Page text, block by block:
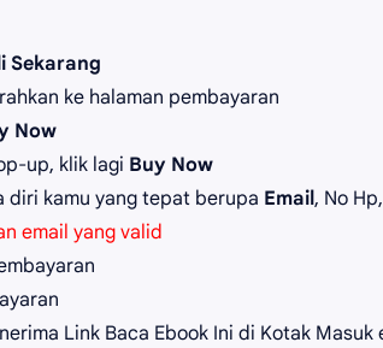
Sekarang
ke halaman pembayaran
Now
up, klik lagi Buy Now
diri kamu yang tepat berupa Email, No
email yang valid
Link Baca Ebook Ini di Kotak Masuk